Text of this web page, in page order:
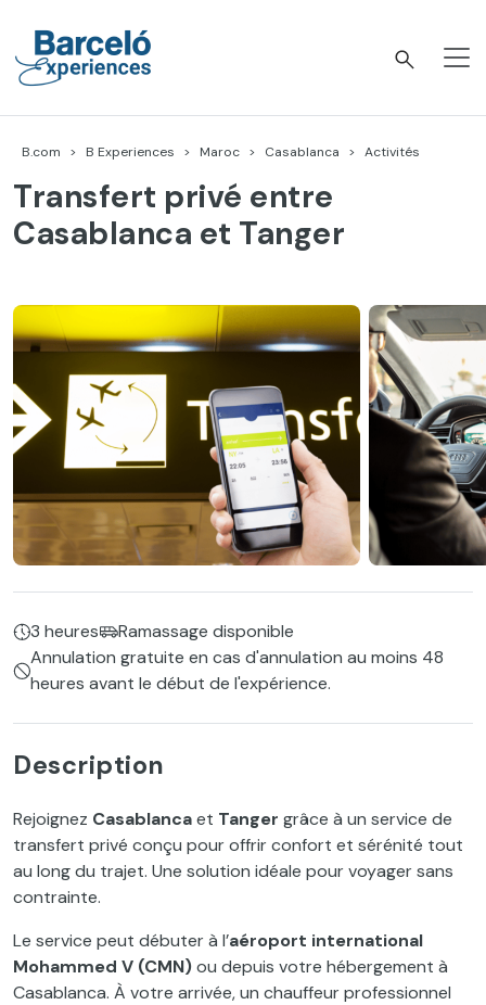
contenu
B.com B Experiences Maroc Casablanca Activités
Transfert privé entre
Casablanca et Tanger
3 heures
Ramassage disponible
Annulation gratuite en cas d'annulation au moins 48
heures avant le début de l'expérience.
Description
Rejoignez Casablancaet Tanger grâce à un service de
transfert privé conçu pour offrir confort et sérénité tout
au long du trajet. Une solution idéale pour voyager sans
contrainte.
Le service peut débuter à l’aéroport international
Mohammed V (CMN)ou depuis votre hébergement à
Casablanca. À votre arrivée, un chauffeur professionnel